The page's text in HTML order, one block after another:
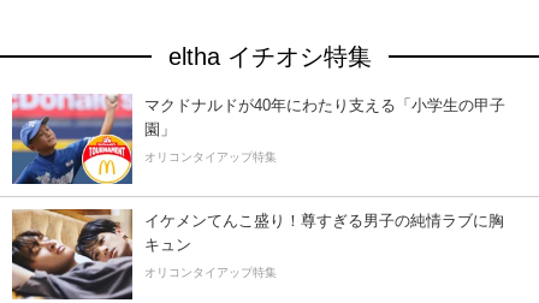
eltha イチオシ特集
マクドナルドが40年にわたり支える「小学生の甲子
園」
オリコンタイアップ特集
イケメンてんこ盛り！尊すぎる男子の純情ラブに胸
キュン
オリコンタイアップ特集